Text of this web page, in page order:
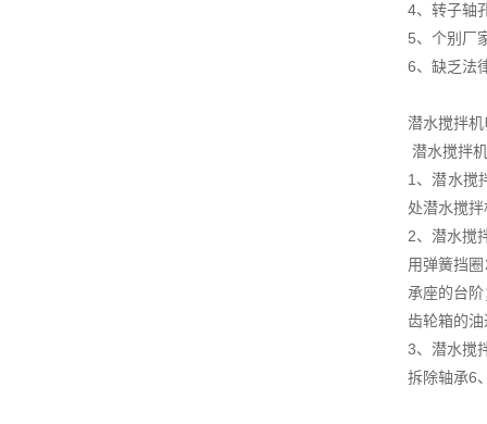
4、转子轴
5、个别厂
6、缺乏法
潜水搅拌
潜水搅拌
1、潜水搅
处潜水搅
2、潜水搅
用弹簧挡
承座的台
齿轮箱的
3、潜水搅
拆除轴承6